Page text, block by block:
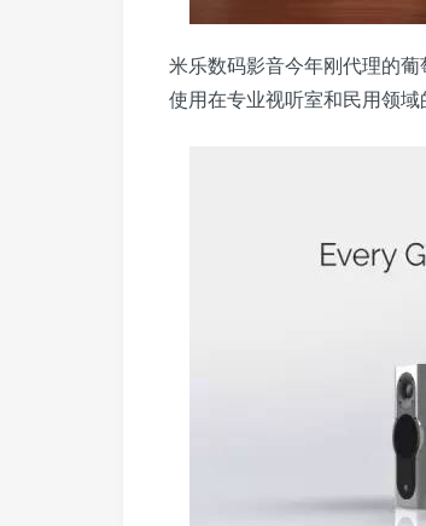
米乐数码影音今年刚代理的
使用在专业视听室和民用领域